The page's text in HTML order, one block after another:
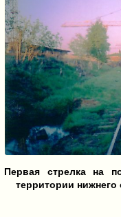
Первая стрелка на
территории